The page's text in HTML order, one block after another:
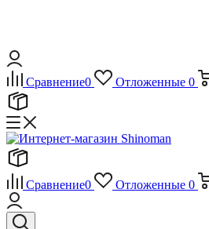
Сравнение0 Отложенные 0
Сравнение0 Отложенные 0